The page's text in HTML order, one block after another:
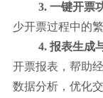
3. 一键开票
少开票过程中的
4. 报表生成
开票报表，帮助
数据分析，优化交